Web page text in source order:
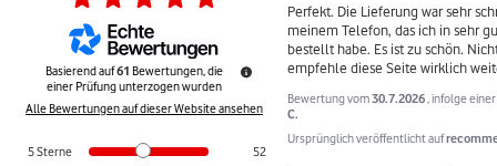
Basierend auf61 Bewertungen, die
einer Prüfung unterzogen wurden
Alle Bewertungen auf dieser Website ansehen
5Sterne
52
Perfekt. Die Lieferung war sehr
meinem Telefon, das ich in sehr
bestellt habe. Es ist zu schön.
empfehle diese Seite wirklich
Bewertung vom30.7.2026 , infolge
C.
Ursprünglich veröffentlicht auf